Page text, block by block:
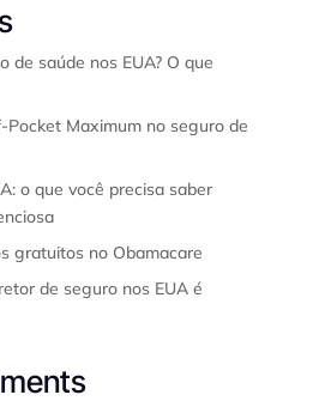
de saúde nos EUA? O que
Maximum no seguro de
o que você precisa saber
gratuitos no Obamacare
de seguro nos EUA é